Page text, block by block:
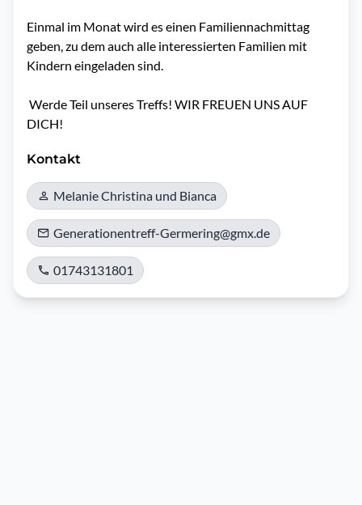
Einmal im Monat wird es einen Familiennachmittag
geben, zu dem auch alle interessierten Familien mit
Kindern eingeladen sind.
DICH!
Kontakt
Melanie Christina und Bianca
Generationentreff-Germering@gmx.de
01743131801